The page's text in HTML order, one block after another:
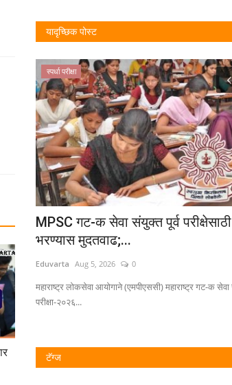
यादृच्छिक पोस्ट
स्पर्धा परीक्षा
MPSC गट-क सेवा संयुक्त पूर्व
भरण्यास मुदतवाढ;...
Eduvarta Aug 5, 2026 0
महाराष्ट्र लोकसेवा आयोगाने (एमपीएससी) महाराष्ट्र गट-क सेवा
परीक्षा-२०२६...
टॅग्ज